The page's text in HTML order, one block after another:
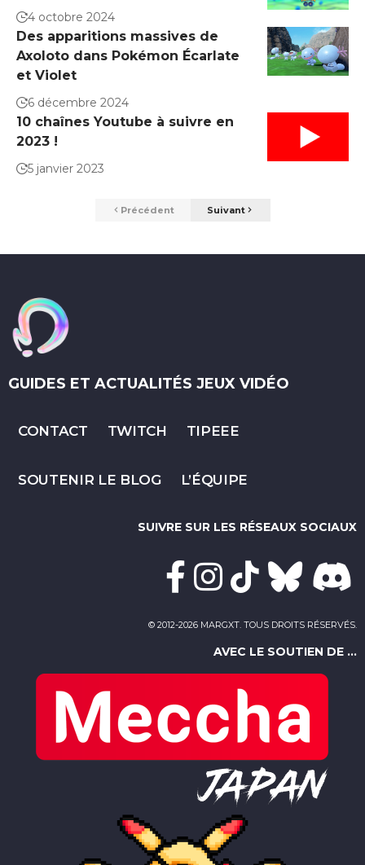
4 octobre 2024
Des apparitions massives de
Axoloto dans Pokémon Écarlate
et Violet
6 décembre 2024
10 chaînes Youtube à suivre en
2023 !
5 janvier 2023
Précédent Suivant
GUIDES ET ACTUALITÉS JEUX VIDÉO
CONTACT TWITCH TIPEEE
SOUTENIR LE BLOG L’ÉQUIPE
SUIVRE SUR LES RÉSEAUX SOCIAUX
© 2012-2026 MARGXT. TOUS DROITS RÉSERVÉS.
AVEC LE SOUTIEN DE ...